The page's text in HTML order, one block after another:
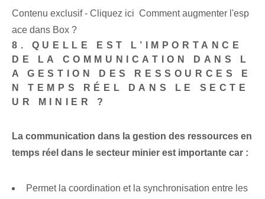
Contenu exclusif - Cliquez ici Comment augmenter l'esp
ace dans Box ?
8. QUELLE EST L’IMPORTANCE
DE LA COMMUNICATION DANS L
A GESTION DES RESSOURCES E
N TEMPS RÉEL DANS LE SECTE
UR MINIER ?
La communication dans la gestion des ressources en
temps réel dans le secteur minier est importante car :
Permet la coordination et la synchronisation entre les